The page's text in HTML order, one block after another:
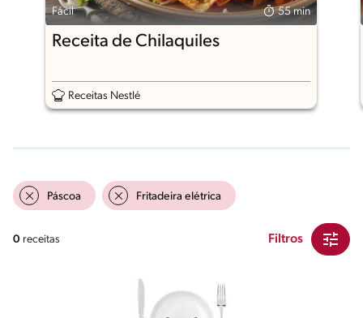
Fácil 55 min
Receita de Chilaquiles
Receitas Nestlé
Páscoa Fritadeira elétrica
0 receitas Filtros